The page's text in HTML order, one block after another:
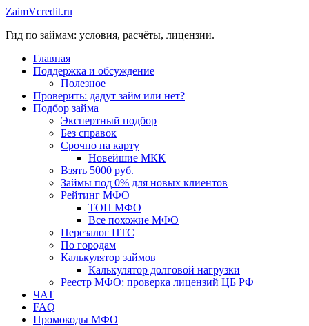
Перейти
содержимому
ZaimVcredit.ru
Гид по займам: условия, расчёты, лицензии.
Главная
Поддержка и обсуждение
Полезное
Проверить: дадут займ или нет?
Подбор займа
Экспертный подбор
Без справок
Срочно на карту
Новейшие МКК
Взять 5000 руб.
Займы под 0% для новых клиентов
Рейтинг МФО
ТОП МФО
Все похожие МФО
Перезалог ПТС
По городам
Калькулятор займов
Калькулятор долговой нагрузки
Реестр МФО: проверка лицензий ЦБ РФ
ЧАТ
FAQ
Промокоды МФО